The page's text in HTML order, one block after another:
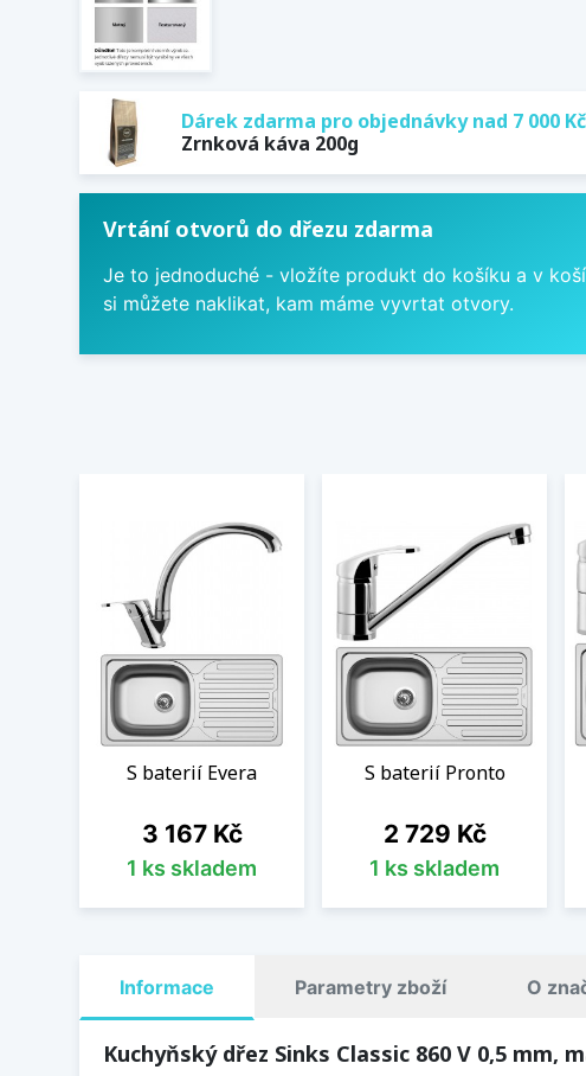
Dárek zdarma pro objednávky nad 7 000 Kč
Zrnková káva 200g
Vrtání otvorů do dřezu zdarma
Je to jednoduché - vložíte produkt do košíku a v
si můžete naklikat, kam máme vyvrtat otvory.
S baterií Evera
Cena
3 167 Kč
1 ks skladem
S baterií Pronto
Cena
2 729 Kč
1 ks skladem
Informace Parametry zboží O
Kuchyňský dřez Sinks Classic 860 V 0,5 mm,